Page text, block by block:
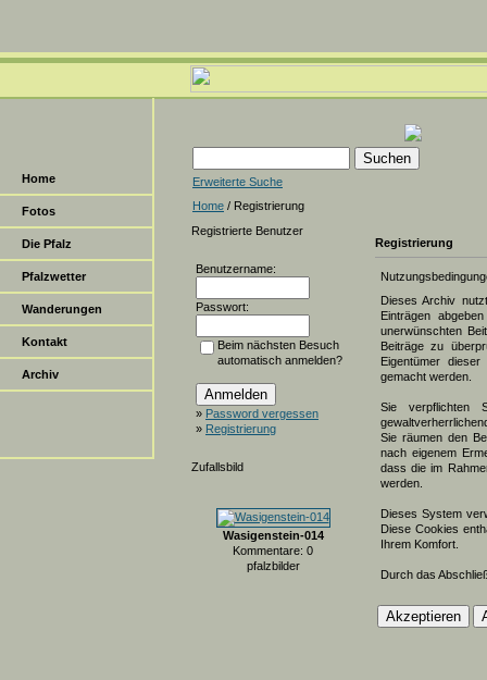
Home
Fotos
Die Pfalz
Pfalzwetter
Wanderungen
Kontakt
Archiv
Erweiterte Suche
Home / Registrierung
Registrierte Benutzer
Benutzername:
Passwort:
Beim nächsten Besuch
automatisch anmelden?
» Password vergessen
» Registrierung
Zufallsbild
Wasigenstein-014
Kommentare: 0
pfalzbilder
Registrierung
Dieses Archiv
Einträgen
unerwünschten
Beiträge zu
Eigentümer
gemacht werden.
Sie verpflichten
Sie räumen den
nach eigenem
dass die im
werden.
Dieses System
Diese Cookies
Ihrem Komfort.
Durch das